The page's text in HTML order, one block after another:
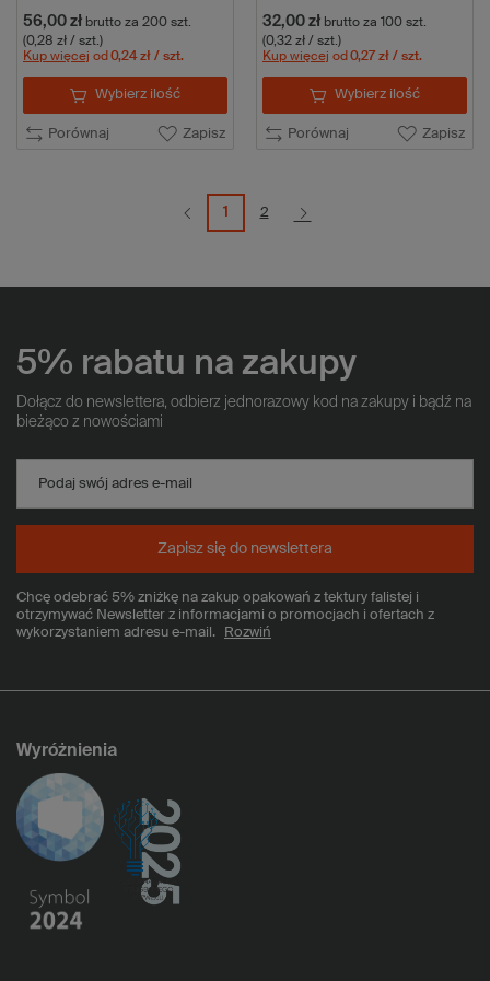
56,00 zł brutto za 200 szt.
(0,28 zł / szt.)
Kup więcej od 0,24 zł / szt.
Porównaj Zapisz
Wybierz ilość
32,00 zł brutto za 100 szt.
(0,32 zł / szt.)
Kup więcej od 0,27 zł / szt.
Porównaj Zapisz
Wybierz ilość
1 2
5% rabatu na zakupy
Dołącz do newslettera, odbierz jednorazowy kod na zakupy i bądź na
bieżąco z nowościami
Podaj swój adres e-mail
Chcę odebrać 5% zniżkę na zakup opakowań z tektury falistej i
otrzymywać Newsletter z informacjami o promocjach i ofertach z
wykorzystaniem adresu e-mail.
Rozwiń
Zapisz się do newslettera
Wyróżnienia